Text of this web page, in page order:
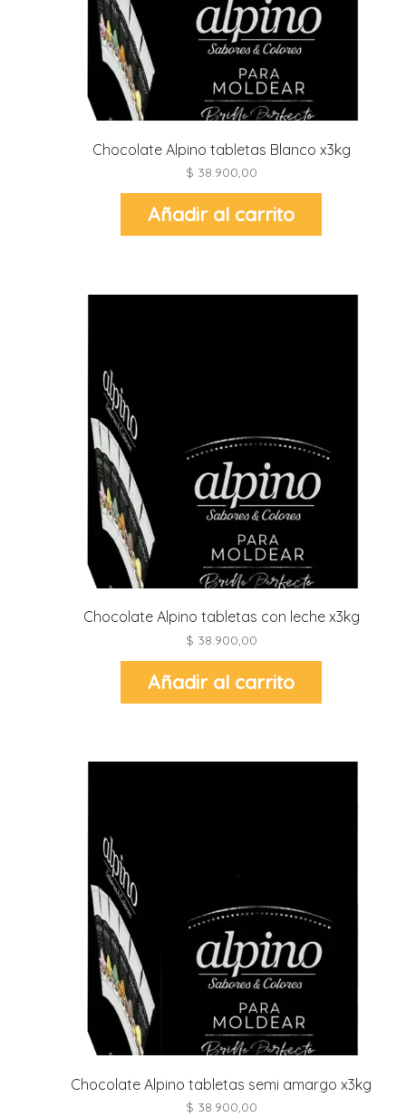
Chocolate Alpino tabletas Blanco x3kg
$ 38.900,00
Añadir al carrito
Chocolate Alpino tabletas con leche x3kg
$ 38.900,00
Añadir al carrito
Chocolate Alpino tabletas semi amargo x3kg
$ 38.900,00